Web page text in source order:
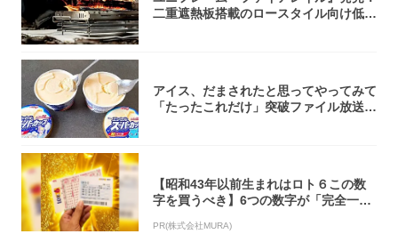
二重遮熱板搭載のロースタイル向け低型
アイス、だまされたと思ってやってみて
「たったこれだけ」突破ファイル放送で
【昭和43年以前生まれはロト６この数
字を買うべき】6つの数字が「完全一
PR(株式会社MURA)